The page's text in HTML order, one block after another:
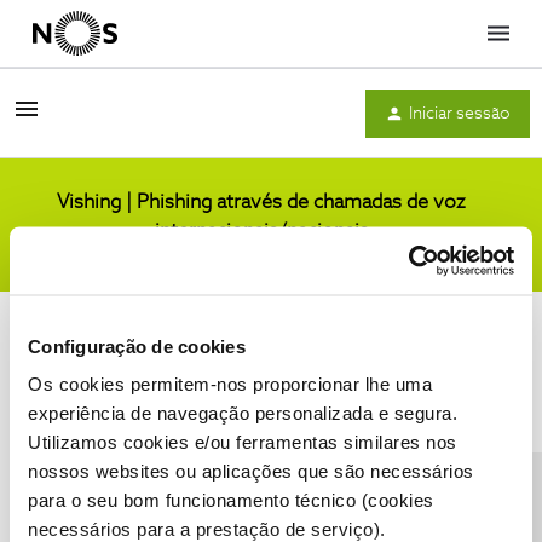
Configuração de cookies
Os cookies permitem-nos proporcionar lhe uma
experiência de navegação personalizada e segura.
Utilizamos cookies e/ou ferramentas similares nos
nossos websites ou aplicações que são necessários
para o seu bom funcionamento técnico (cookies
necessários para a prestação de serviço).
Menu
Iniciar sessão
Vishing | Phishing através de chamadas de voz
internacionais/nacionais
Condições do Fórum NOS Accessibility statement